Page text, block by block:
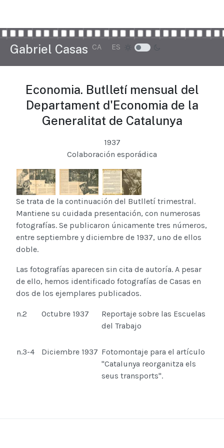
Gabriel Casas Seleccione su idioma
CA ES
Economia. Butlletí mensual del
Departament d'Economia de la
Generalitat de Catalunya
1937
Colaboración esporádica
Se trata de la continuación del Butlletí trimestral.
Mantiene su cuidada presentación, con numerosas
fotografías. Se publicaron únicamente tres números,
entre septiembre y diciembre de 1937, uno de ellos
doble.
Las fotografías aparecen sin cita de autoría. A pesar
de ello, hemos identificado fotografías de Casas en
dos de los ejemplares publicados.
n.2 Octubre 1937
Reportaje sobre las Escuelas
del Trabajo
n.3-4 Diciembre 1937 Fotomontaje para el artículo
"Catalunya reorganitza els
seus transports".